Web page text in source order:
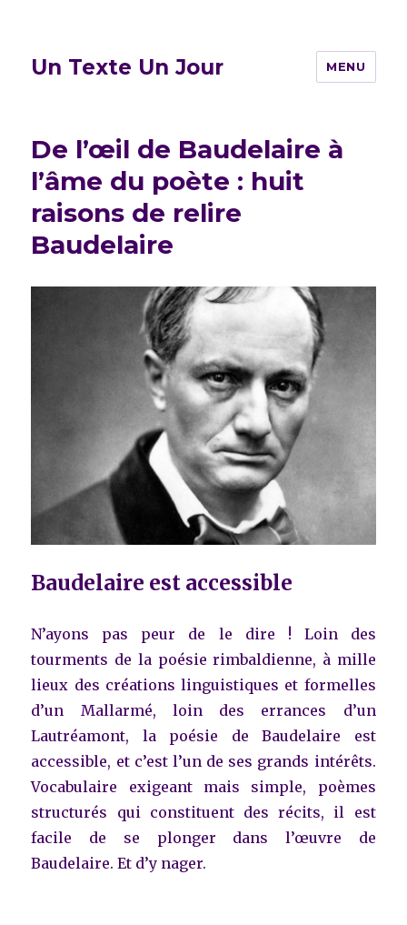
Un Texte Un Jour MENU
De l’œil de Baudelaire à
l’âme du poète : huit
raisons de relire
Baudelaire
Baudelaire est accessible
N’ayons pas peur de le dire ! Loin des
tourments de la poésie rimbaldienne, à mille
lieux des créations linguistiques et formelles
d’un Mallarmé, loin des errances d’un
Lautréamont, la poésie de Baudelaire est
accessible, et c’est l’un de ses grands intérêts.
Vocabulaire exigeant mais simple, poèmes
structurés qui constituent des récits, il est
facile de se plonger dans l’œuvre de
Baudelaire. Et d’y nager.